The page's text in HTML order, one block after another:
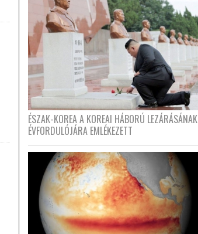
ÉSZAK-KOREA A KOREAI HÁBORÚ LEZÁRÁSÁNAK
ÉVFORDULÓJÁRA EMLÉKEZETT